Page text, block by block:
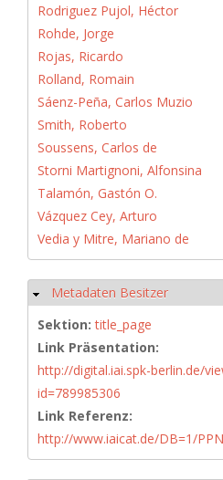
Rodriguez Pujol, Héctor
Rohde, Jorge
Rojas, Ricardo
Rolland, Romain
Sáenz-Peña, Carlos Muzio
Smith, Roberto
Soussens, Carlos de
Storni Martignoni, Alfonsina
Talamón, Gastón O.
Vázquez Cey, Arturo
Vedia y Mitre, Mariano de
Hide
Metadaten Besitzer
Sektion:title_page
Link Präsentation:
http://digital.iai.spk-berlin.de/
id=789985306
Link Referenz:
http://www.iaicat.de/DB=1/